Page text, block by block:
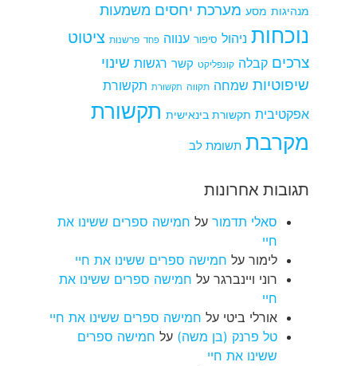
מנהיגות מסע מערכת יחסים משמעות
נוכחות ניהול סיפור ענווה פחד פרשנות ציטוט
צרכים קבלה קונפליקט קשר רגשות שינוי
שיפוטיות שמחה תקווה תקשורת תקשורת
אפקטיבית תקשורת בינאישית תקשורת
מקרבת תשומת לב
תגובות אחרונות
סאלי תדמור על חמישה ספרים ששינו את
חיי
לימור על חמישה ספרים ששינו את חיי
רוני ויינברגר על חמישה ספרים ששינו את
חיי
אורלי ביטי על חמישה ספרים ששינו את חיי
טל פרנק (בן משה) על חמישה ספרים
ששינו את חיי